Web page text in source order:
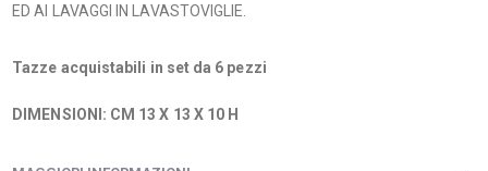
ED AI LAVAGGI IN LAVASTOVIGLIE.
Tazze acquistabili in set da 6 pezzi
DIMENSIONI: CM 13 X 13 X 10 H